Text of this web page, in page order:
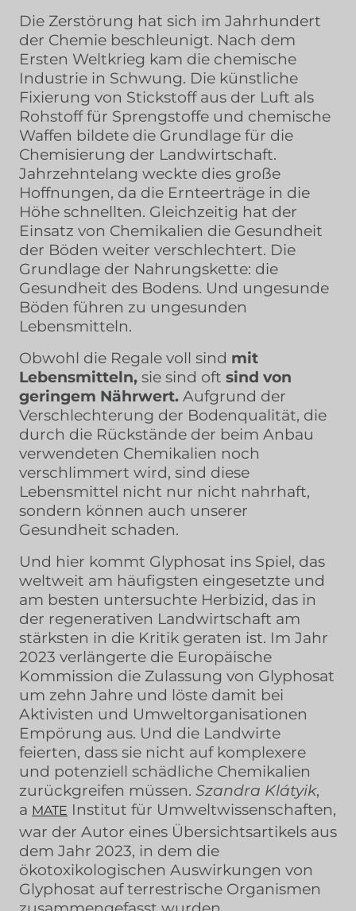
Die Zerstörung hat sich im Jahrhundert
der Chemie beschleunigt. Nach dem
Ersten Weltkrieg kam die chemische
Industrie in Schwung. Die künstliche
Fixierung von Stickstoff aus der Luft als
Rohstoff für Sprengstoffe und chemische
Waffen bildete die Grundlage für die
Chemisierung der Landwirtschaft.
Jahrzehntelang weckte dies große
Hoffnungen, da die Ernteerträge in die
Höhe schnellten. Gleichzeitig hat der
Einsatz von Chemikalien die Gesundheit
der Böden weiter verschlechtert. Die
Grundlage der Nahrungskette: die
Gesundheit des Bodens. Und ungesunde
Böden führen zu ungesunden
Lebensmitteln.
Obwohl die Regale voll sind mit
Lebensmitteln, sie sind oft sind von
geringem Nährwert. Aufgrund der
Verschlechterung der Bodenqualität, die
durch die Rückstände der beim Anbau
verwendeten Chemikalien noch
verschlimmert wird, sind diese
Lebensmittel nicht nur nicht nahrhaft,
sondern können auch unserer
Gesundheit schaden.
Und hier kommt Glyphosat ins Spiel, das
weltweit am häufigsten eingesetzte und
am besten untersuchte Herbizid, das in
der regenerativen Landwirtschaft am
stärksten in die Kritik geraten ist. Im Jahr
2023 verlängerte die Europäische
Kommission die Zulassung von Glyphosat
um zehn Jahre und löste damit bei
Aktivisten und Umweltorganisationen
Empörung aus. Und die Landwirte
feierten, dass sie nicht auf komplexere
und potenziell schädliche Chemikalien
zurückgreifen müssen. Szandra Klátyik,
a MATE Institut für Umweltwissenschaften,
war der Autor eines Übersichtsartikels aus
dem Jahr 2023, in dem die
ökotoxikologischen Auswirkungen von
Glyphosat auf terrestrische Organismen